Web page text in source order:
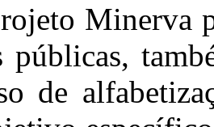
Minerva
públicas,
de